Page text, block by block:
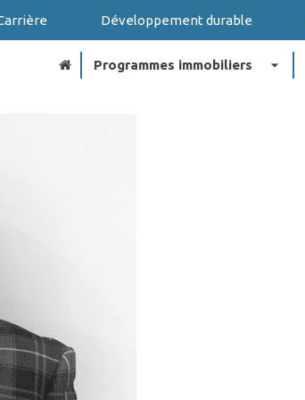
Développement durable
Programmes immobiliers arrow_drop_down